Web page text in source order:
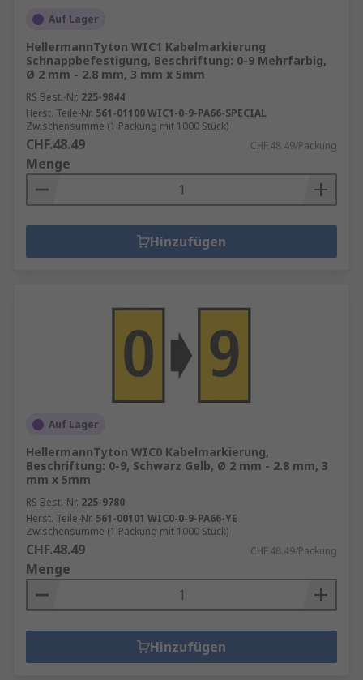
Auf Lager
HellermannTyton WIC1 Kabelmarkierung
Schnappbefestigung, Beschriftung: 0-9 Mehrfarbig,
Ø 2 mm - 2.8 mm, 3 mm x 5mm
RS Best.-Nr. 225-9844
Herst. Teile-Nr. 561-01100 WIC1-0-9-PA66-SPECIAL
Zwischensumme (1 Packung mit 1000 Stück)
CHF.48.49 CHF.48.49/Packung
Menge
Hinzufügen
Auf Lager
HellermannTyton WIC0 Kabelmarkierung,
Beschriftung: 0-9, Schwarz Gelb, Ø 2 mm - 2.8 mm, 3
mm x 5mm
RS Best.-Nr. 225-9780
Herst. Teile-Nr. 561-00101 WIC0-0-9-PA66-YE
Zwischensumme (1 Packung mit 1000 Stück)
CHF.48.49 CHF.48.49/Packung
Menge
Hinzufügen